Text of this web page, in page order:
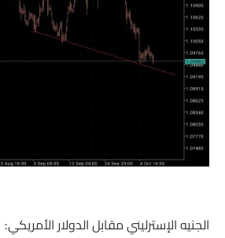
الجنيه الإسترليني مقابل الدولار الأمريكي: